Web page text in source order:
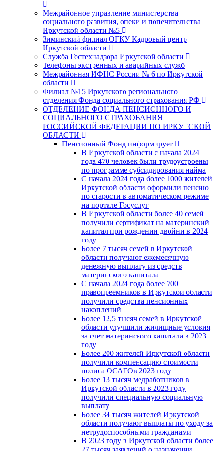
Межрайонное управление министерства
социального развития, опеки и попечительства
Иркутской области №5
Зиминский филиал ОГКУ Кадровый центр
Иркутской области
Служба Гостехнадзора Иркутской области
Телефоны экстренных и аварийных служб
Межрайонная ИФНС России № 6 по Иркутской
области
Филиал №15 Иркутского регионального
отделения Фонда социального страхования РФ
ОТДЕЛЕНИЕ ФОНДА ПЕНСИОННОГО И
СОЦИАЛЬНОГО СТРАХОВАНИЯ
РОССИЙСКОЙ ФЕДЕРАЦИИ ПО ИРКУТСКОЙ
ОБЛАСТИ
Пенсионный Фонд информирует
В Иркутской области с начала 2024
года 470 человек были трудоустроены
по программе субсидирования найма
С начала 2024 года более 1000 жителей
Иркутской области оформили пенсию
по старости в автоматическом режиме
на портале Госуслуг
В Иркутской области более 40 семей
получили сертификат на материнский
капитал при рождении двойни в 2024
году
Более 7 тысяч семей в Иркутской
области получают ежемесячную
денежную выплату из средств
материнского капитала
С начала 2024 года более 700
правопреемников в Иркутской области
получили средства пенсионных
накоплений
Более 12,5 тысяч семей в Иркутской
области улучшили жилищные условия
за счет материнского капитала в 2023
году
Более 200 жителей Иркутской области
получили компенсацию стоимости
полиса ОСАГОв 2023 году
Более 13 тысяч медработников в
Иркутской области в 2023 году
получили специальную социальную
выплату
Более 34 тысяч жителей Иркутской
области получают выплаты по уходу за
нетрудоспособными гражданами
В 2023 году в Иркутской области более
27 тысяч заявлений о назначении